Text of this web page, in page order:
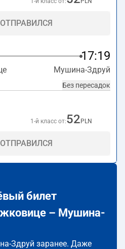
17:19
Мушина-Здруй
Без пересадок
1-й класс от:52 PLN
билет
– Мушина-
Здруй заранее. Даже